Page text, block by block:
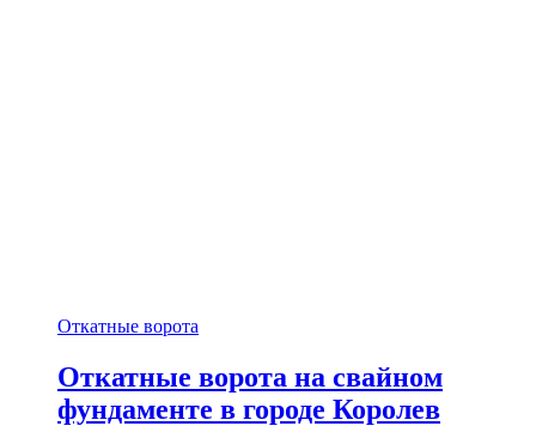
Откатные ворота
Откатные ворота на свайном
фундаменте в городе Королев